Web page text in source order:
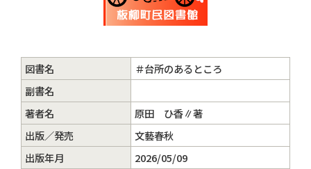
図書名
＃台所のあるところ
副書名
著者名
原田 ひ香∥著
出版／発売
文藝春秋
出版年月
2026/05/09